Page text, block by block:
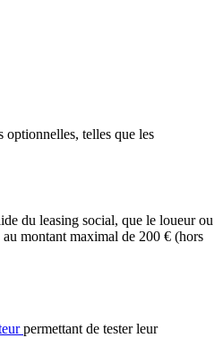
optionnelles, telles que les
du leasing social, que le loueur ou
au montant maximal de 200 € (hors
permettant de tester leur